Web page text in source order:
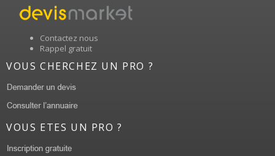
Contactez nous
Rappel gratuit
VOUS CHERCHEZ UN PRO ?
VOUS ETES UN PRO ?